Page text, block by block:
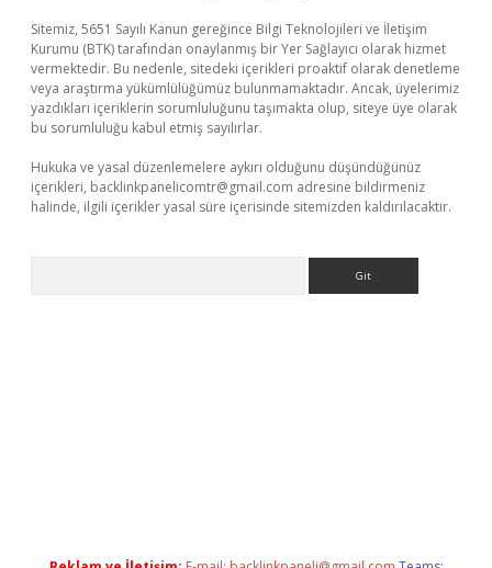
Sitemiz, 5651 Sayılı Kanun gereğince Bilgi Teknolojileri ve İletişim
Kurumu (BTK) tarafından onaylanmış bir Yer Sağlayıcı olarak hizmet
vermektedir. Bu nedenle, sitedeki içerikleri proaktif olarak denetleme
veya araştırma yükümlülüğümüz bulunmamaktadır. Ancak, üyelerimiz
yazdıkları içeriklerin sorumluluğunu taşımakta olup, siteye üye olarak
bu sorumluluğu kabul etmiş sayılırlar.
Hukuka ve yasal düzenlemelere aykırı olduğunu düşündüğünüz
içerikleri, backlinkpanelicomtr@gmail.com adresine bildirmeniz
halinde, ilgili içerikler yasal süre içerisinde sitemizden kaldırılacaktır.